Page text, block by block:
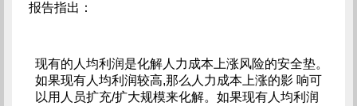
报告指出：
现有的人均利润是化解人力成本上涨风险的安全垫。
如果现有人均利润较高,那么人力成本上涨的影 响可
以用人员扩充/扩大规模来化解。如果现有人均利润